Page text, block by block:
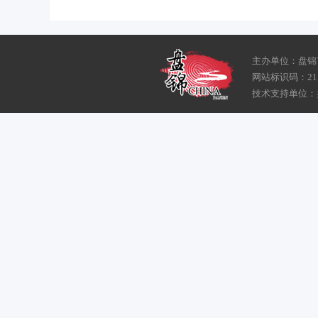
主办单位：盘
网站标识码：
技术支持单位